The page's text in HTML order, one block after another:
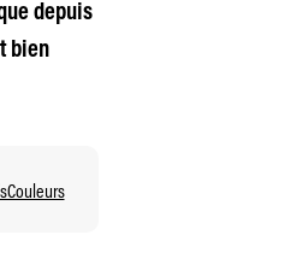
depuis
bien